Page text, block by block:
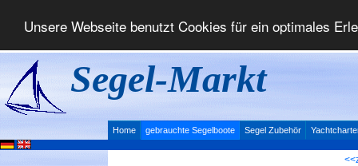
Unsere Webseite benutzt Cookies für ein optimales
Segel-Markt
Home gebrauchte Segelboote Segel Zubehör